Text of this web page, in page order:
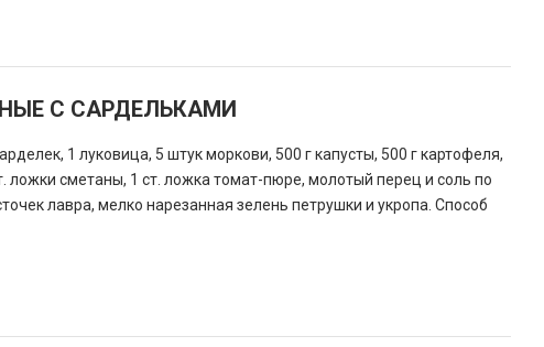
С САРДЕЛЬКАМИ
1 луковица, 5 штук моркови, 500 г капусты, 500 г картофеля,
ложки сметаны, 1 ст. ложка томат-пюре, молотый перец и соль по
лавра, мелко нарезанная зелень петрушки и укропа. Способ